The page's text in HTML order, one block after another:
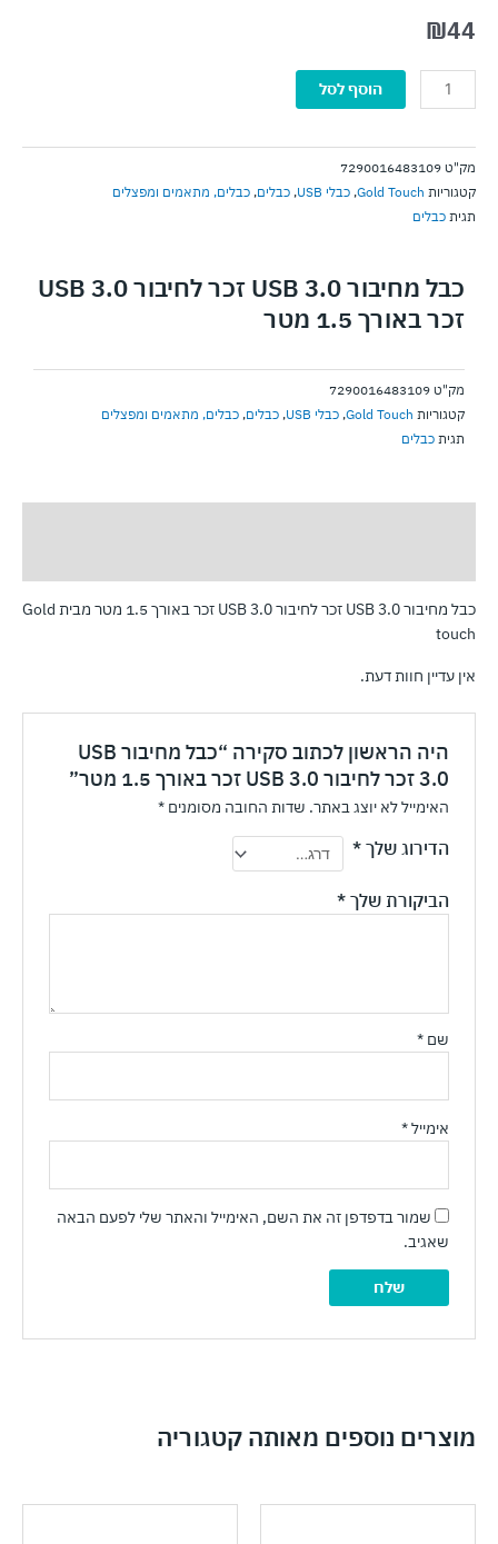
₪44
כמות
של
מחיבור
USB
3.0
זכר
3.0
זכר
1.5
מטר
הוסף לסל
מק"ט7290016483109
קטגוריות Gold Touch
, כבלי USB , כבלים, כבלים, מתאמים ומפצלים
תגיתכבלים
כבל מחיבור USB 3.0 זכר לחיבור USB 3.0
זכר באורך 1.5 מטר
מק"ט7290016483109
קטגוריות Gold Touch
, כבלי USB , כבלים, כבלים, מתאמים ומפצלים
תגיתכבלים
כבל מחיבור USB 3.0 זכר לחיבור USB 3.0 זכר באורך 1.5 מטר מבית Gold
touch
אין עדיין חוות דעת.
היה הראשון לכתוב סקירה “כבל מחיבור USB
3.0 זכר לחיבור USB 3.0 זכר באורך 1.5 מטר”
האימייל לא יוצג באתר. שדות החובה מסומנים *
הדירוג שלך*
הביקורת שלך*
שם *
אימייל*
שמור בדפדפן זה את השם, האימייל והאתר שלי לפעם הבאה
שאגיב.
מוצרים נוספים מאותה קטגוריה